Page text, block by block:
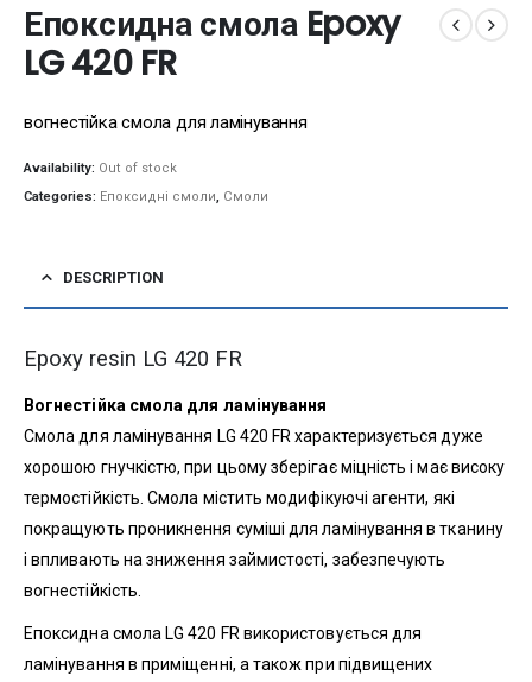
Епоксидна смола Epoxy
LG 420 FR
вогнестійка смола для ламінування
Availability: Out of stock
Categories: Епоксидні смоли, Смоли
DESCRIPTION
Epoxy resin LG 420 FR
Вогнестійка смола для ламінування
Смола для ламінування LG 420 FR характеризується дуже
хорошою гнучкістю, при цьому зберігає міцність і має високу
термостійкість. Смола містить модифікуючі агенти, які
покращують проникнення суміші для ламінування в тканину
і впливають на зниження займистості, забезпечують
вогнестійкість.
Епоксидна смола LG 420 FR використовується для
ламінування в приміщенні, а також при підвищених